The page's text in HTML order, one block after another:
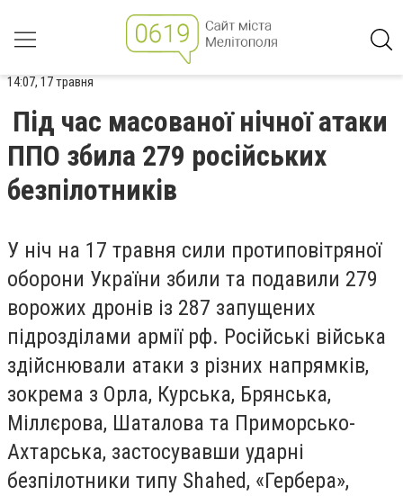
14:07, 17 травня
Під час масованої нічної атаки
ППО збила 279 російських
безпілотників
У ніч на 17 травня сили протиповітряної
оборони України збили та подавили 279
ворожих дронів із 287 запущених
підрозділами армії рф. Російські війська
здійснювали атаки з різних напрямків,
зокрема з Орла, Курська, Брянська,
Міллєрова, Шаталова та Приморсько-
Ахтарська, застосувавши ударні
безпілотники типу Shahed, «Гербера»,